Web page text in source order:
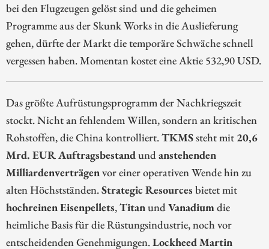
bei den Flugzeugen gelöst sind und die geheimen
Programme aus der Skunk Works in die Auslieferung
gehen, dürfte der Markt die temporäre Schwäche schnell
vergessen haben. Momentan kostet eine Aktie 532,90 USD.
Das größte Aufrüstungsprogramm der Nachkriegszeit
stockt. Nicht an fehlendem Willen, sondern an kritischen
Rohstoffen, die China kontrolliert.TKMSsteht mit 20,6
Mrd. EUR Auftragsbestandundanstehenden
Milliardenverträgenvor einer operativen Wende hin zu
alten Höchstständen.Strategic Resources bietet mit
hochreinen Eisenpellets,TitanundVanadiumdie
heimliche Basis für die Rüstungsindustrie, noch vor
entscheidenden Genehmigungen.Lockheed Martin